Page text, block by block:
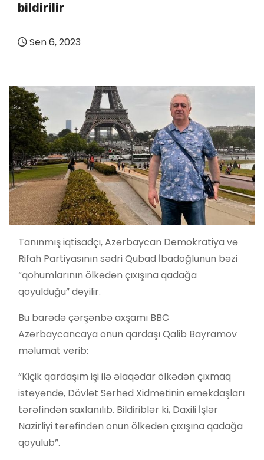
bildirilir
Sen 6, 2023
Tanınmış iqtisadçı, Azərbaycan Demokratiya və
Rifah Partiyasının sədri Qubad İbadoğlunun bəzi
“qohumlarının ölkədən çıxışına qadağa
qoyulduğu” deyilir.
Bu barədə çərşənbə axşamı BBC
Azərbaycancaya onun qardaşı Qalib Bayramov
məlumat verib:
“Kiçik qardaşım işi ilə əlaqədar ölkədən çıxmaq
istəyəndə, Dövlət Sərhəd Xidmətinin əməkdaşları
tərəfindən saxlanılıb. Bildiriblər ki, Daxili İşlər
Nazirliyi tərəfindən onun ölkədən çıxışına qadağa
qoyulub”.